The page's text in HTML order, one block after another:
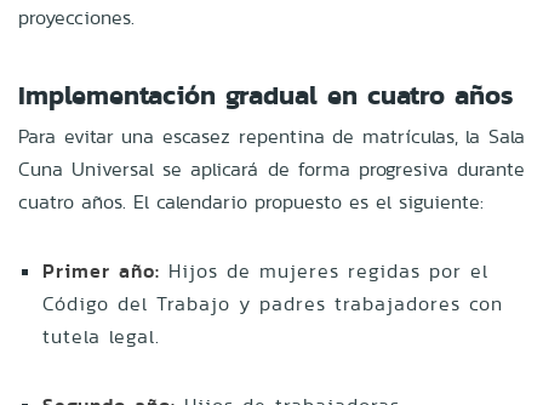
proyecciones.
Implementación gradual en cuatro años
Para evitar una escasez repentina de matrículas, la Sala
Cuna Universal se aplicará de forma progresiva durante
cuatro años. El calendario propuesto es el siguiente:
Primer año: Hijos de mujeres regidas por el
Código del Trabajo y padres trabajadores con
tutela legal.